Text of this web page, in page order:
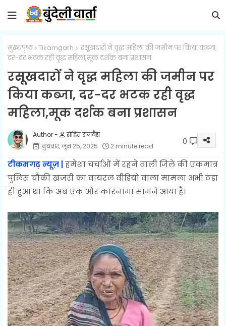
मुख्यपृष्ठ Tikamgarh
रसूखदारों ने वृद्ध महिला की जमीन पर किया कब्जा,
दर-दर भटक रही वृद्ध महिला,मूक दर्शक बना प्रशासन
रसूखदारों ने वृद्ध महिला की जमीन पर
किया कब्जा, दर-दर भटक रही वृद्ध
महिला,मूक दर्शक बना प्रशासन
रोहित राजवैद्य
बुधवार, जून 25, 2025
2 minute read 0
टीकमगढ़ न्यूज़ | हमेशा चर्चाओं में रहने वाली जिले की एकमात्र
पुलिस चौकी खजरी का वायरल वीडियो वाला मामला अभी ठंडा
ही हुआ था कि अब एक और कारनामा सामने आया है।